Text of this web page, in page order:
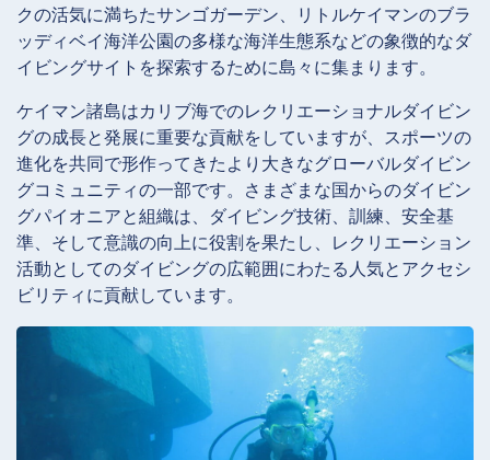
クの活気に満ちたサンゴガーデン、リトルケイマンのブラ
ッディベイ海洋公園の多様な海洋生態系などの象徴的なダ
イビングサイトを探索するために島々に集まります。
ケイマン諸島はカリブ海でのレクリエーショナルダイビン
グの成長と発展に重要な貢献をしていますが、スポーツの
進化を共同で形作ってきたより大きなグローバルダイビン
グコミュニティの一部です。さまざまな国からのダイビン
グパイオニアと組織は、ダイビング技術、訓練、安全基
準、そして意識の向上に役割を果たし、レクリエーション
活動としてのダイビングの広範囲にわたる人気とアクセシ
ビリティに貢献しています。